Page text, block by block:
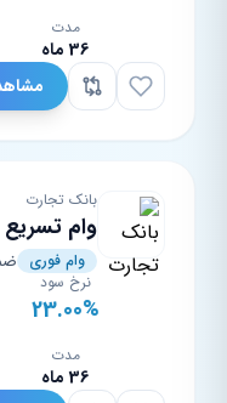
مدت
36 ماه
بانک تجارت
وام
وام فوری
نرخ سود
23.00%
مدت
36 ماه